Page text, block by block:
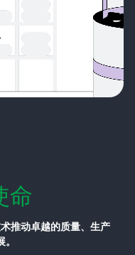
命
推动卓越的质量、生产